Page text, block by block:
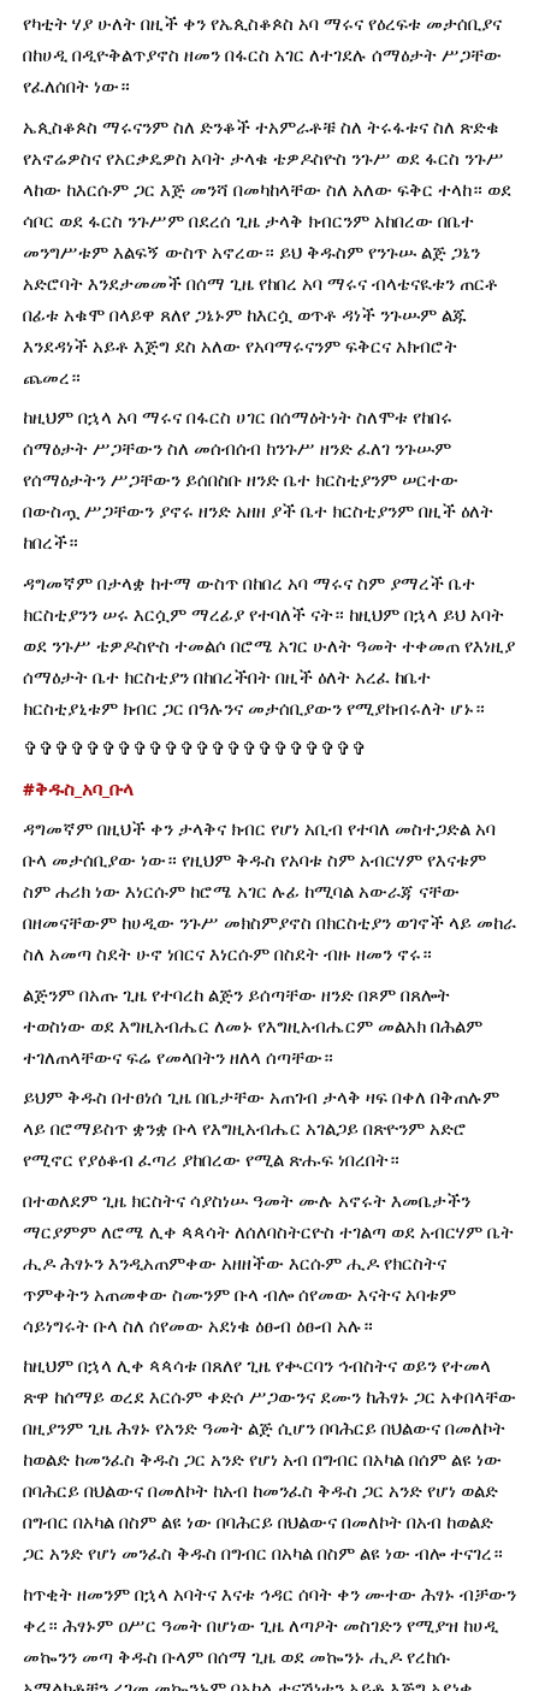
የካቲት ሃያ ሁለት በዚች ቀን የኤጲስቆጶስ አባ ማሩና የዕረፍቱ መታሰቢያና
በከሀዲ በዲዮቅልጥያኖስ ዘመን በፋርስ አገር ለተገደሉ ሰማዕታት ሥጋቸው
የፈለሰበት ነው።
ኤጲስቆጶስ ማሩናንም ስለ ድንቆች ተአምራቶቹ ስለ ትሩፋቱና ስለ ጽድቁ
የአኖሬዎስና የአርቃዴዎስ አባት ታላቁ ቴዎዶስዮስ ንጉሥ ወደ ፋርስ ንጉሥ
ላከው ከእርሱም ጋር እጅ መንሻ በመካከላቸው ስለ አለው ፍቅር ተላከ። ወደ
ሳቦር ወደ ፋርስ ንጉሥም በደረሰ ጊዜ ታላቅ ክብርንም አከበረው በቤተ
መንግሥቱም እልፍኝ ውስጥ አኖረው። ይህ ቅዱስም የንጉሡ ልጅ ጋኔን
አድሮባት እንደታመመች በሰማ ጊዜ የከበረ አባ ማሩና ብላቴናዪቱን ጠርቶ
በፊቱ አቁሞ በላይዋ ጸለየ ጋኔኑም ከእርሷ ወጥቶ ዳነች ንጉሡም ልጁ
እንደዳነች አይቶ እጅግ ደስ አለው የአባማሩናንም ፍቅርና አክብሮት
ጨመረ።
ከዚህም በኋላ አባ ማሩና በፋርስ ሀገር በሰማዕትነት ስለሞቱ የከበሩ
ሰማዕታት ሥጋቸውን ስለ መሰብሰብ ከንጉሥ ዘንድ ፈለገ ንጉሡም
የሰማዕታትን ሥጋቸውን ይሰበስቡ ዘንድ ቤተ ክርስቲያንም ሠርተው
በውስጧ ሥጋቸውን ያኖሩ ዘንድ አዘዘ ያች ቤተ ክርስቲያንም በዚች ዕለት
ከበረች።
ዳግመኛም በታላቋ ከተማ ውስጥ በከበረ አባ ማሩና ስም ያማረች ቤተ
ክርስቲያንን ሠሩ እርሷም ማረፊያ የተባለች ናት። ከዚህም በኋላ ይህ አባት
ወደ ንጉሥ ቴዎዶስዮስ ተመልሶ በሮሜ አገር ሁለት ዓመት ተቀመጠ የእነዚያ
ሰማዕታት ቤተ ክርስቲያን በከበረችበት በዚች ዕለት አረፈ ከቤተ
ክርስቲያኒቱም ክብር ጋር በዓሉንና መታሰቢያውን የሚያከብሩለት ሆኑ።
✞✞✞✞✞✞✞✞✞✞✞✞✞✞✞✞✞✞✞✞✞✞
#ቅዱስ_አባ_ቡላ
ዳግመኛም በዚህች ቀን ታላቅና ክብር የሆነ አቢብ የተባለ መስተጋድል አባ
ቡላ መታሰቢያው ነው። የዚህም ቅዱስ የአባቱ ስም አብርሃም የእናቱም
ስም ሐሪክ ነው እነርሱም ከሮሜ አገር ሉፊ ከሚባል አውራጃ ናቸው
በዘመናቸውም ከሀዲው ንጉሥ መክስምያኖስ በክርስቲያን ወገኖች ላይ መከራ
ስለ አመጣ ስደት ሁኖ ነበርና እነርሱም በስደት ብዙ ዘመን ኖሩ።
ልጅንም በአጡ ጊዜ የተባረከ ልጅን ይሰጣቸው ዘንድ በጾም በጸሎት
ተወስነው ወደ እግዚአብሔር ለመኑ የእግዚአብሔርም መልአክ በሕልም
ተገለጠላቸውና ፍሬ የመላበትን ዘለላ ሰጣቸው።
ይህም ቅዱስ በተፀነሰ ጊዜ በቤታቸው አጠገብ ታላቅ ዛፍ በቀለ በቅጠሉም
ላይ በሮማይስጥ ቋንቋ ቡላ የእግዚአብሔር አገልጋይ በጽዮንም አድሮ
የሚኖር የያዕቆብ ፈጣሪ ያከበረው የሚል ጽሑፍ ነበረበት።
በተወለደም ጊዜ ክርስትና ሳያስነሡ ዓመት ሙሉ አኖሩት እመቤታችን
ማርያምም ለሮሜ ሊቀ ጳጳሳት ለሰለባስትርዮስ ተገልጣ ወደ አብርሃም ቤት
ሒዶ ሕፃኑን እንዲአጠምቀው አዘዘችው እርሱም ሒዶ የክርስትና
ጥምቀትን አጠመቀው ስሙንም ቡላ ብሎ ሰየመው እናትና አባቱም
ሳይነግሩት ቡላ ስለ ሰየመው አደነቁ ዕፁብ ዕፁብ አሉ።
ከዚህም በኋላ ሊቀ ጳጳሳቱ በጸለየ ጊዜ የቊርባን ኅብስትና ወይን የተመላ
ጽዋ ከሰማይ ወረደ እርሱም ቀድሶ ሥጋውንና ደሙን ከሕፃኑ ጋር አቀበላቸው
በዚያንም ጊዜ ሕፃኑ የአንድ ዓመት ልጅ ሲሆን በባሕርይ በህልውና በመለኮት
ከወልድ ከመንፈስ ቅዱስ ጋር አንድ የሆነ አብ በግብር በአካል በሰም ልዩ ነው
በባሕርይ በህልውና በመለኮት ከአብ ከመንፈስ ቅዱስ ጋር አንድ የሆነ ወልድ
በግብር በአካል በስም ልዩ ነው በባሕርይ በህልውና በመለኮት በአብ ከወልድ
ጋር አንድ የሆነ መንፈስ ቅዱስ በግብር በአካል በስም ልዩ ነው ብሎ ተናገረ።
ከጥቂት ዘመንም በኋላ አባትና እናቱ ኅዳር ሰባት ቀን ሙተው ሕፃኑ ብቻውን
ቀረ። ሕፃኑም ዐሥር ዓመት በሆነው ጊዜ ለጣዖት መስገድን የሚያዝ ከሀዲ
መኰንን መጣ ቅዱስ ቡላም በሰማ ጊዜ ወደ መኰንኑ ሒዶ የረከሱ